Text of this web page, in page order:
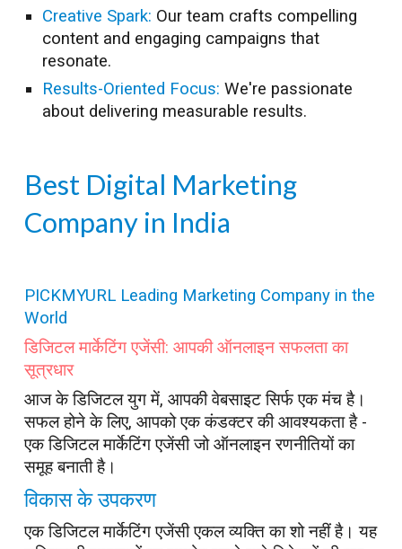
Creative Spark: Our team crafts compelling
content and engaging campaigns that
resonate.
Results-Oriented Focus: We're passionate
about delivering measurable results.
Best Digital Marketing
Company in India
PICKMYURL Leading Marketing Company in the
World
डिजिटल मार्केटिंग एजेंसी: आपकी ऑनलाइन सफलता का
सूत्रधार
आज के डिजिटल युग में, आपकी वेबसाइट सिर्फ एक मंच है।
सफल होने के लिए, आपको एक कंडक्टर की आवश्यकता है -
एक डिजिटल मार्केटिंग एजेंसी जो ऑनलाइन रणनीतियों का
समूह बनाती है।
विकास के उपकरण
एक डिजिटल मार्केटिंग एजेंसी एकल व्यक्ति का शो नहीं है। यह